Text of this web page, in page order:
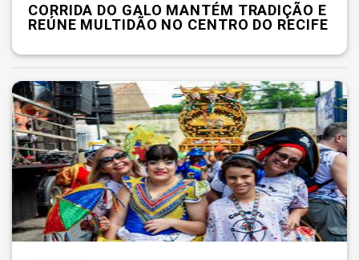
CORRIDA DO GALO MANTÉM TRADIÇÃO E
REÚNE MULTIDÃO NO CENTRO DO RECIFE